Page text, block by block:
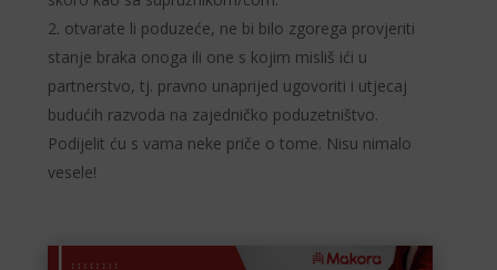
otvarate li poduzeće, ne bi bilo zgorega provjeriti
stanje braka onoga ili one s kojim misliš ići u
partnerstvo, tj. pravno unaprijed ugovoriti i utjecaj
budućih razvoda na zajedničko poduzetništvo.
Podijelit ću s vama neke priče o tome. Nisu nimalo
vesele!